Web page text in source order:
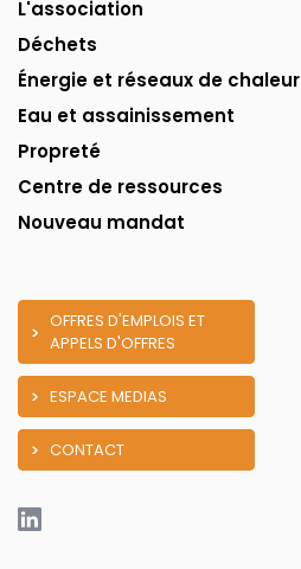
L'association
Déchets
Énergie et réseaux de chaleur
Eau et assainissement
Propreté
Centre de ressources
Nouveau mandat
OFFRES D'EMPLOIS ET
APPELS D'OFFRES
ESPACE MEDIAS
CONTACT